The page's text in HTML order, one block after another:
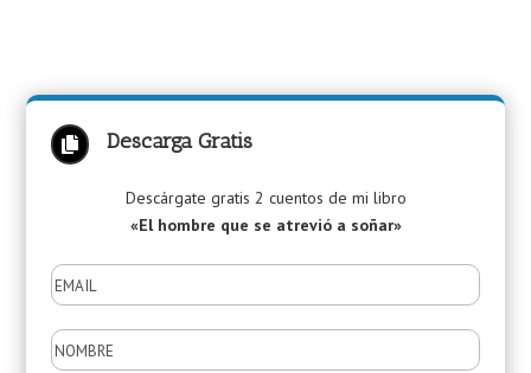
 Descarga Gratis
Descárgate gratis 2 cuentos de mi libro
«El hombre que se atrevió a soñar»